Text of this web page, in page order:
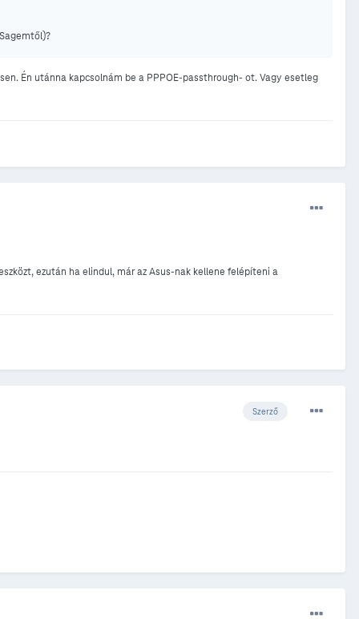
Én utánna kapcsolnám be a PPPOE-passthrough- ot. Vagy esetleg
ezután ha elindul, már az Asus-nak kellene felépíteni a
Szerző